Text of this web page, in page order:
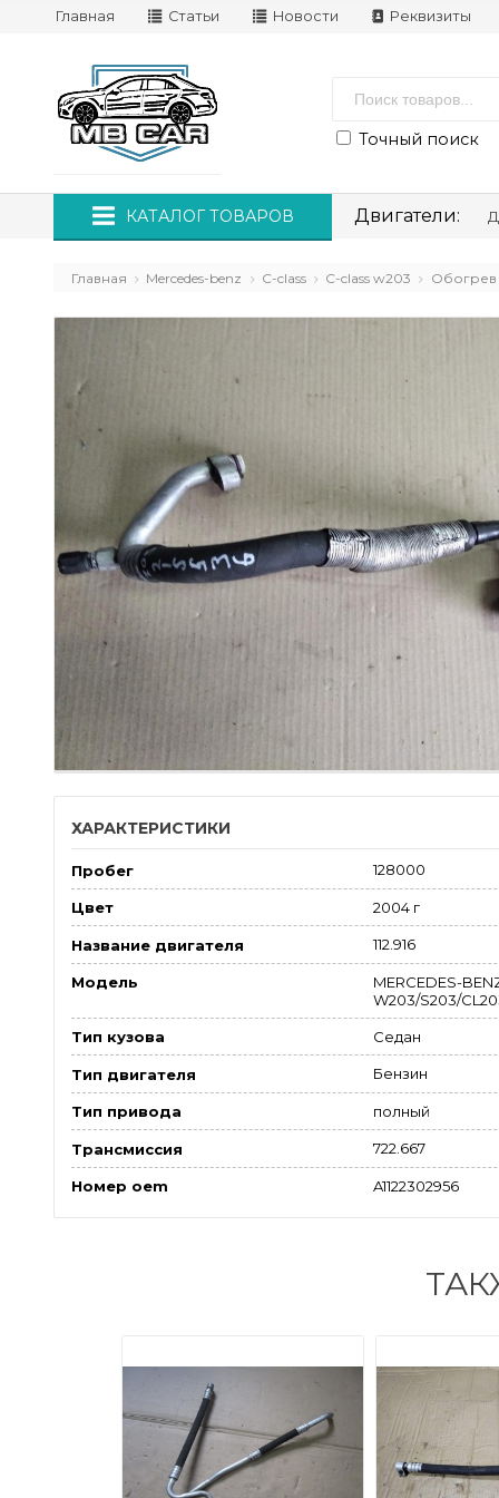
Главная Статьи Новости Реквизиты
Точный поиск
КАТАЛОГ ТОВАРОВ Двигатели:
Главная Mercedes-benz C-class C-class w203 Обогрев
ХАРАКТЕРИСТИКИ
Пробег 128000
Цвет 2004 г
Название двигателя 112.916
Модель
MERCEDES-
W203/S203/
Тип кузова Седан
Тип двигателя Бензин
Тип привода полный
Трансмиссия 722.667
Номер oem A1122302956